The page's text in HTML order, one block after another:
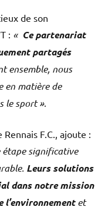
de son
: « Ce partenariat
partagés
ensemble, nous
en matière de
le sport ».
F.C., ajoute :
étape significative
Leurs solutions
dans notre mission
l’environnementet